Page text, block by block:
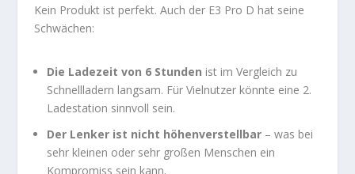
Kein Produkt ist perfekt. Auch der E3 Pro D hat seine
Schwächen:
Die Ladezeit von 6 Stunden ist im Vergleich zu
Schnellladern langsam. Für Vielnutzer könnte eine 2.
Ladestation sinnvoll sein.
Der Lenker ist nicht höhenverstellbar– was bei
sehr kleinen oder sehr großen Menschen ein
Kompromiss sein kann.